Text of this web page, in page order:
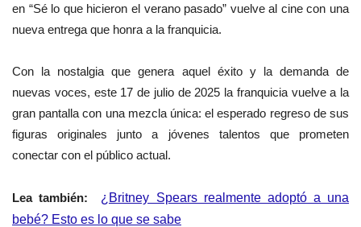
en “Sé lo que hicieron el verano pasado” vuelve al cine con una
nueva entrega que honra a la franquicia.
Con la nostalgia que genera aquel éxito y la demanda de
nuevas voces, este 17 de julio de 2025 la franquicia vuelve a la
gran pantalla con una mezcla única: el esperado regreso de sus
figuras originales junto a jóvenes talentos que prometen
conectar con el público actual.
Lea también: ¿Britney Spears realmente adoptó a una
bebé? Esto es lo que se sabe